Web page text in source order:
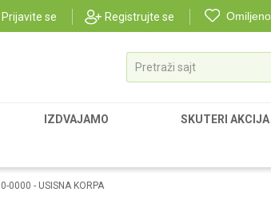
Prijavite se Registrujte se Omiljeno
Pretraži sajt
IZDVAJAMO SKUTERI AKCIJA
0000 - USISNA KORPA